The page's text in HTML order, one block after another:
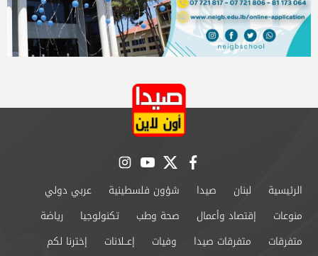
facebook
twitter
youtube
instagram
الرئيسية لبنان صيدا شؤون فلسطينية
عربي دولي
منوعات
إقتصاد وأعمال صحة وطب تكنولوجيا
رياضة
متفرقات
متفرقات صيدا وفيات إعــلانات إخترنا لكم